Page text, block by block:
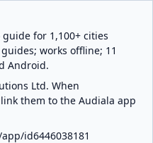
for 1,100+ cities
works offline; 11
Android.
Ltd. When
them to the Audiala app
id6446038181